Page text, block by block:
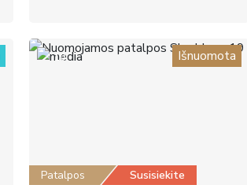
10 Išnuomota
Patalpos Susisiekite